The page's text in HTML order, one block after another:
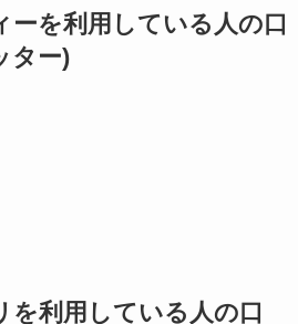
ーを利用している人の口
ター)
を利用している人の口